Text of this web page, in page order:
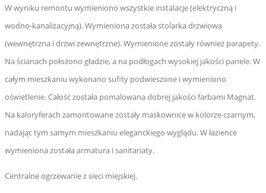
W wyniku remontu wymieniono wszystkie instalacje (elektryczną i
wodno-kanalizacyjną). Wymieniona została stolarka drzwiowa
(wewnętrzna i drzwi zewnętrzne). Wymienione zostały również parapety.
Na ścianach położono gładzie, a na podłogach wysokiej jakości panele. W
całym mieszkaniu wykonano sufity podwieszone i wymieniono
oświetlenie. Całość została pomalowana dobrej jakości farbami Magnat.
Na kaloryferach zamontowane zostały maskownice w kolorze czarnym,
nadając tym samym mieszkaniu eleganckiego wyglądu. W łazience
wymieniona została armatura i sanitariaty.
Centralne ogrzewanie z sieci miejskiej.